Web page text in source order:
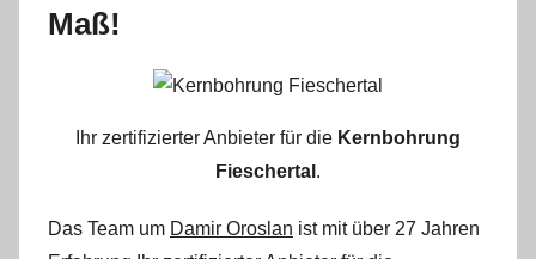
Maß!
Ihr zertifizierter Anbieter für die Kernbohrung
Fieschertal .
Das Team um Damir Oroslan ist mit über 27 Jahren